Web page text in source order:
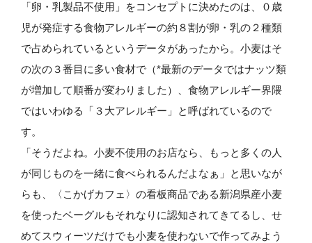
「卵・乳製品不使用」をコンセプトに決めたのは、０歳
児が発症する食物アレルギーの約８割が卵・乳の２種類
で占められているというデータがあったから。小麦はそ
の次の３番目に多い食材で（*最新のデータではナッツ類
が増加して順番が変わりました）、食物アレルギー界隈
ではいわゆる「３大アレルギー」と呼ばれているので
す。
「そうだよね。小麦不使用のお店なら、もっと多くの人
が同じものを一緒に食べられるんだよなぁ」と思いなが
らも、〈こかげカフェ〉の看板商品である新潟県産小麦
を使ったベーグルもそれなりに認知されてきてるし、せ
めてスウィーツだけでも小麦を使わないで作ってみよう